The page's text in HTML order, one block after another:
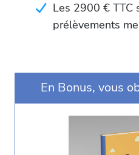
Les 2900 € TTC
prélèvements
En Bonus, vous